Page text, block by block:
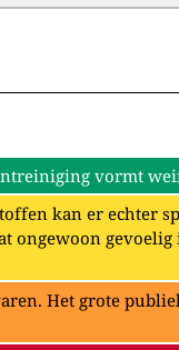
vormt
kan er echter
ongewoon gevoelig
Het grote